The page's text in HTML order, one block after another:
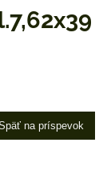
na príspevok